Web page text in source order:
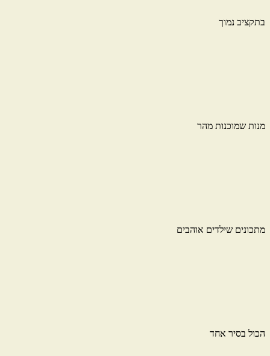
בתקציב נמוך
מנות שמוכנות מהר
מתכונים שילדים אוהבים
הכול בסיר אחד